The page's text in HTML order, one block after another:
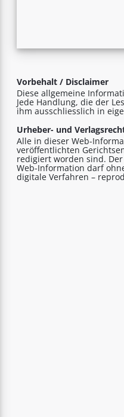
Vorbehalt / Disclaimer
Diese allgemeine
Jede Handlung, die der
ihm ausschliesslich in
Urheber- und
Alle in dieser Web-
veröffentlichten
redigiert worden sind.
Web-Information darf
digitale Verfahren –